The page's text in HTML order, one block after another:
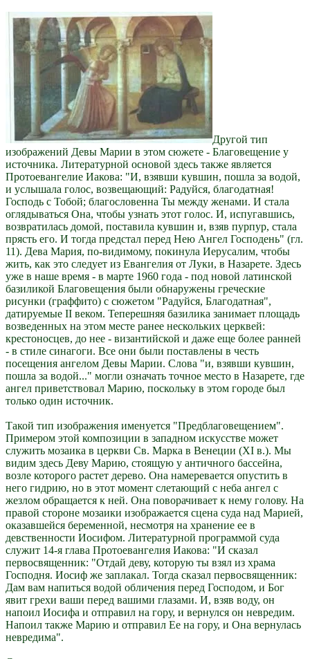
Другой тип
изображений Девы Марии в этом сюжете - Благовещение у
источника. Литературной основой здесь также является
Протоевангелие Иакова: "И, взявши кувшин, пошла за водой,
и услышала голос, возвещающий: Радуйся, благодатная!
Господь с Тобой; благословенна Ты между женами. И стала
оглядываться Она, чтобы узнать этот голос. И, испугавшись,
возвратилась домой, поставила кувшин и, взяв пурпур, стала
прясть его. И тогда предстал перед Нею Ангел Господень" (гл.
11). Дева Мария, по-видимому, покинула Иерусалим, чтобы
жить, как это следует из Евангелия от Луки, в Назарете. Здесь
уже в наше время - в марте 1960 года - под новой латинской
базиликой Благовещения были обнаружены греческие
рисунки (граффито) с сюжетом "Радуйся, Благодатная",
датируемые II веком. Теперешняя базилика занимает площадь
возведенных на этом месте ранее нескольких церквей:
крестоносцев, до нее - византийской и даже еще более ранней
- в стиле синагоги. Все они были поставлены в честь
посещения ангелом Девы Марии. Слова "и, взявши кувшин,
пошла за водой..." могли означать точное место в Назарете, где
ангел приветствовал Марию, поскольку в этом городе был
только один источник.
Такой тип изображения именуется "Предблаговещением".
Примером этой композиции в западном искусстве может
служить мозаика в церкви Св. Марка в Венеции (XI в.). Мы
видим здесь Деву Марию, стоящую у античного бассейна,
возле которого растет дерево. Она намеревается опустить в
него гидрию, но в этот момент слетающий с неба ангел с
жезлом обращается к ней. Она поворачивает к нему голову. На
правой стороне мозаики изображается сцена суда над Марией,
оказавшейся беременной, несмотря на хранение ее в
девственности Иосифом. Литературной программой суда
служит 14-я глава Протоевангелия Иакова: "И сказал
первосвященник: "Отдай деву, которую ты взял из храма
Господня. Иосиф же заплакал. Тогда сказал первосвященник:
Дам вам напиться водой обличения перед Господом, и Бог
явит грехи ваши перед вашими глазами. И, взяв воду, он
напоил Иосифа и отправил на гору, и вернулся он невредим.
Напоил также Марию и отправил Ее на гору, и Она вернулась
невредима".